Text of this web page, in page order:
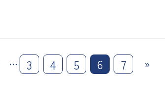
... 3 4 5 6 7 »